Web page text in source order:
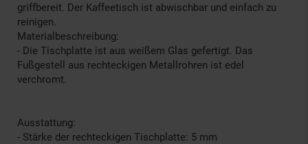
griffbereit. Der Kaffeetisch ist abwischbar und einfach zu
reinigen.
Materialbeschreibung:
- Die Tischplatte ist aus weißem Glas gefertigt. Das
Fußgestell aus rechteckigen Metallrohren ist edel
verchromt.
Ausstattung:
- Stärke der rechteckigen Tischplatte: 5 mm